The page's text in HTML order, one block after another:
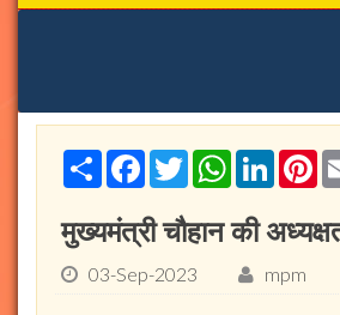
ShareFacebook
TwitterWhatsApp
मुख्यमंत्री चौहान की
03-Sep-2023 mpm